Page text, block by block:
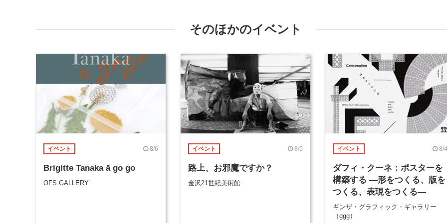
そのほかのイベント
イベント 8/6
Brigitte Tanaka ā go go
OFS GALLERY
イベント 8/5
路上、お邪魔ですか？
金沢21世紀美術館
イベント 8/4
ダフィ・クーネ：ポスターを
構築する ―形をつくる、版を
つくる、表現をつくる―
ギンザ・グラフィック・ギャラリー
（ggg）